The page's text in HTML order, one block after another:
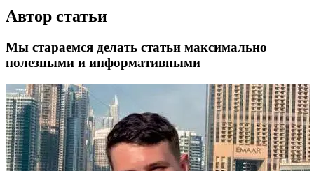
Автор статьи
Мы стараемся делать статьи максимально
полезными и информативными